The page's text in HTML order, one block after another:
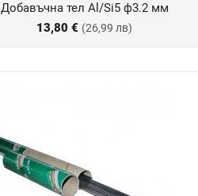
Добавъчна тел Al/Si5 ф3.2 мм
13,80 € (26,99 лв)